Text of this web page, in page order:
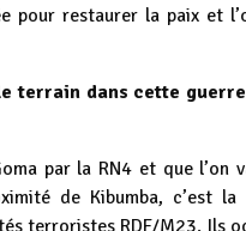
pour restaurer la paix et
terrain dans cette
par la RN4 et que l’on
de Kibumba, c’est la
terroristes RDF/M23. Ils